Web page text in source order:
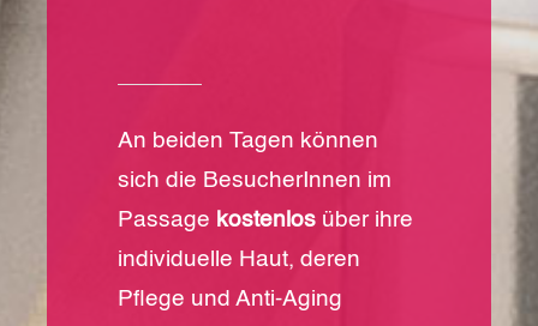
An beiden Tagen können
sich die BesucherInnen im
Passage kostenlos über ihre
individuelle Haut, deren
Pflege und Anti-Aging